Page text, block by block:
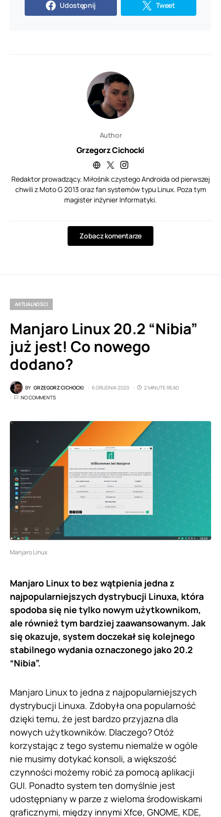
Udostępnij Tweet
Author
Grzegorz Cichocki
Redaktor prowadzący. Miłośnik czystego Androida od pierwszej
chwili z Moto G 2013 oraz fan systemów typu Linux. Poza tym
magister inżynier Informatyki.
Zobacz komentarze
AKTUALNOŚCI
Manjaro Linux 20.2 “Nibia”
już jest! Co nowego
dodano?
BY GRZEGORZ CICHOCKI 6 GRUDNIA 2020
2 MINUTE READ
NO COMMENTS
Manjaro Linux
Manjaro Linux to bez wątpienia jedna z
najpopularniejszych dystrybucji Linuxa, która
spodoba się nie tylko nowym użytkownikom,
ale również tym bardziej zaawansowanym. Jak
się okazuje, system doczekał się kolejnego
stabilnego wydania oznaczonego jako 20.2
“Nibia”.
Manjaro Linux to jedna z najpopularniejszych
dystrybucji Linuxa. Zdobyła ona popularność
dzięki temu, że jest bardzo przyjazna dla
nowych użytkowników. Dlaczego? Otóż
korzystając z tego systemu niemalże w ogóle
nie musimy dotykać konsoli, a większość
czynności możemy robić za pomocą aplikacji
GUI. Ponadto system ten domyślnie jest
udostępniany w parze z wieloma środowiskami
graficznymi, między innymi Xfce, GNOME, KDE,